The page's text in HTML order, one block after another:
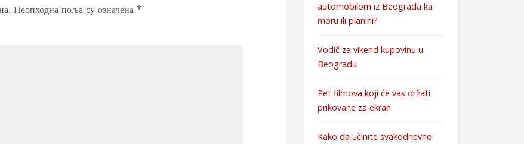
Неопходна поља су означена *
automobilom iz Beograda ka
moru ili planini?
Vodič za vikend kupovinu u
Beogradu
Pet filmova koji će vas držati
prikovane za ekran
Kako da učinite svakodnevno